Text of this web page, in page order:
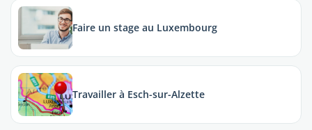
Faire un stage au Luxembourg
Travailler à Esch-sur-Alzette